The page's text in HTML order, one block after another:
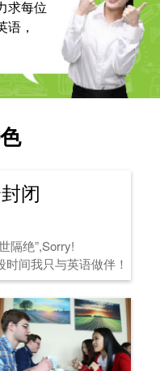
求每位
，
闭
隔绝”,Sorry!
时间我只与英语做伴！